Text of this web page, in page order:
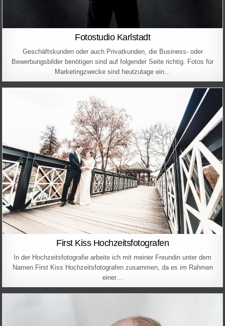
Fotostudio Karlstadt
Geschäftskunden oder auch Privatkunden, die Business- oder
Bewerbungsbilder benötigen sind auf folgender Seite richtig. Fotos für
Marketingzwecke sind heutzutage ein…
First Kiss Hochzeitsfotografen
In der Hochzeitsfotografie arbeite ich mit meiner Freundin unter dem
Namen First Kiss Hochzeitsfotografen zusammen, da es im Rahmen
einer…